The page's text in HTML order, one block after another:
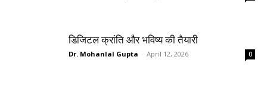
डिजिटल क्रांति और भविष्य की तैयारी
Dr. Mohanlal Gupta - April 12, 2026 0